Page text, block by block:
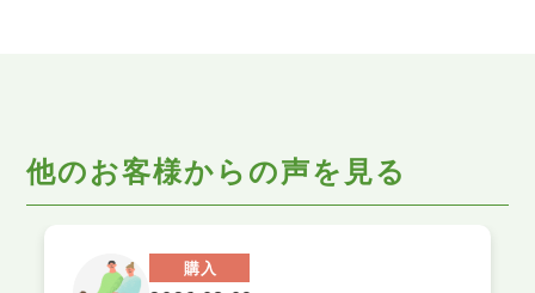
他のお客様からの声を見る
購入